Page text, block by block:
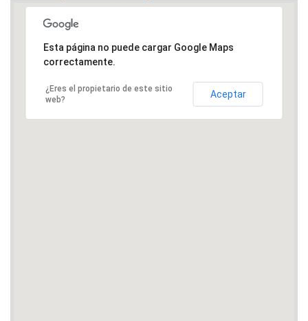
Esta página no puede cargar Google Maps
correctamente.
¿Eres el propietario de este sitio
web?
Aceptar